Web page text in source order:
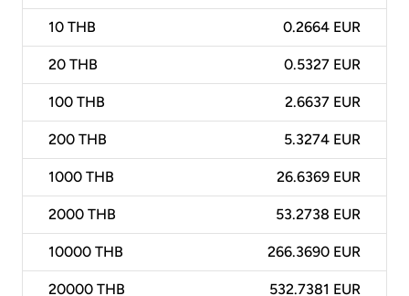
10 THB 0.2664 EUR
20 THB 0.5327 EUR
100 THB 2.6637 EUR
200 THB 5.3274 EUR
1000 THB 26.6369 EUR
2000 THB 53.2738 EUR
10000 THB 266.3690 EUR
20000 THB 532.7381 EUR